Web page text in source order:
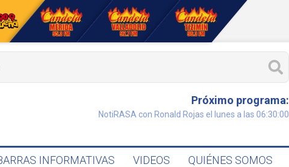
Próximo programa:
NotiRASA con Ronald Rojas el lunes a las 06:30:00
INFORMATIVAS VIDEOS QUIÉNES SOMOS